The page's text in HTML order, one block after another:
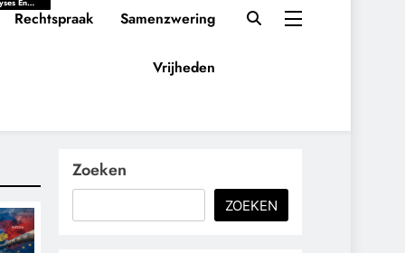
Politieke
Belangen
Rechtspraak Samenzwering
Vrijheden
Zoeken
ZOEKEN